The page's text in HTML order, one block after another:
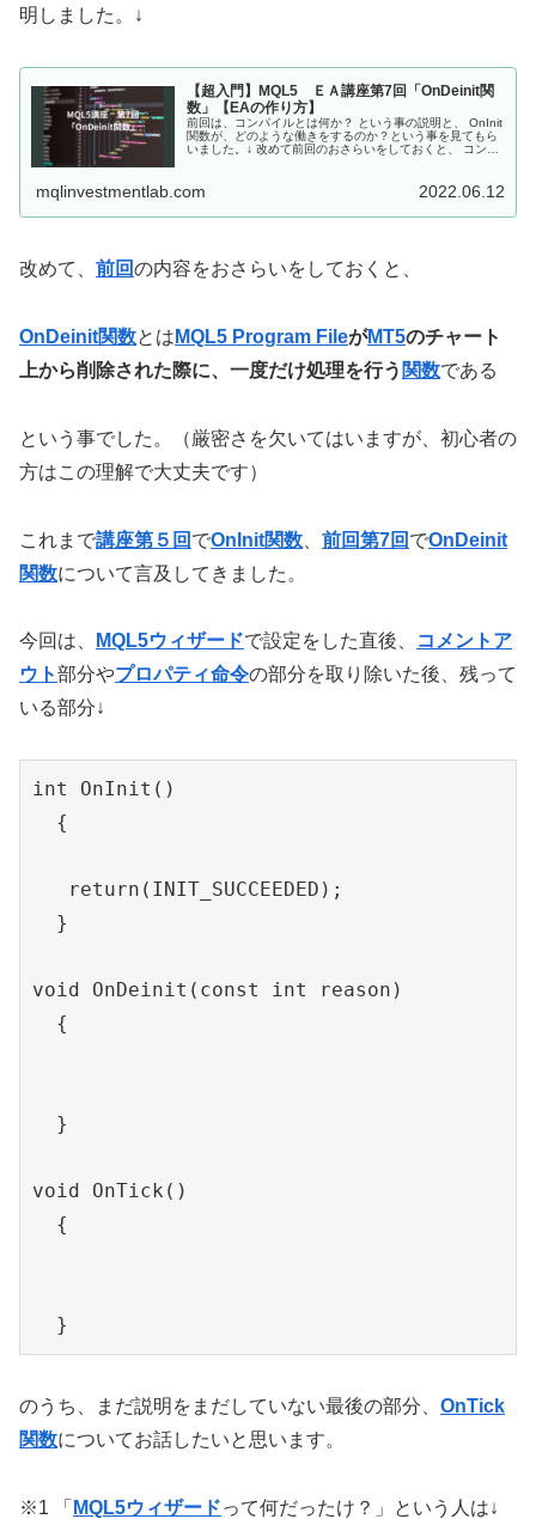
明しました。↓
【超入門】MQL5 ＥＡ講座第7回「OnDeinit関
数」【EAの作り方】
前回は、コンパイルとは何か？ という事の説明と、 OnInit
関数が、どのような働きをするのか？という事を見てもら
いました。↓ 改めて前回のおさらいをしておくと、 コンパ
mqlinvestmentlab.com 2022.06.12
改めて、 前回の内容をおさらいをしておくと、
OnDeinit関数とは MQL5 Program FileがMT5のチャート
上から削除された際に、一度だけ処理を行う 関数である
という事でした。（厳密さを欠いてはいますが、初心者の
方はこの理解で大丈夫です）
これまで講座第５回 でOnInit関数 前回第7回 でOnDeinit
関数について言及してきました。
今回は、 MQL5ウィザードで設定をした直後、
コメントア
ウト部分やプロパティ命令の部分を取り除いた後、残って
いる部分↓
int OnInit()
  {
   return(INIT_SUCCEEDED);
  }
void OnDeinit(const int reason)
  {
  }
void OnTick()
  {
  }
のうち、まだ説明をまだしていない最後の部分、 OnTick
関数についてお話したいと思います。
※1 「 MQL5ウィザードって何だったけ？」という人は↓